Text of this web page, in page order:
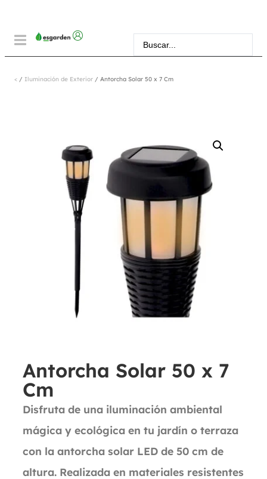
< / Iluminación de Exterior / Antorcha Solar 50 x 7 Cm
Antorcha Solar 50 x 7
Cm
Disfruta de una iluminación ambiental
mágica y ecológica en tu jardín o terraza
con la antorcha solar LED de 50 cm de
altura. Realizada en materiales resistentes